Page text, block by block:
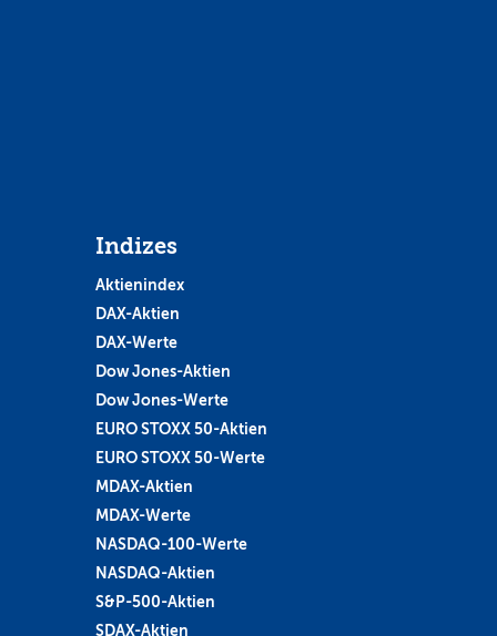
Indizes
Aktienindex
DAX-Aktien
DAX-Werte
Dow Jones-Aktien
Dow Jones-Werte
EURO STOXX 50-Aktien
EURO STOXX 50-Werte
MDAX-Aktien
MDAX-Werte
NASDAQ-100-Werte
NASDAQ-Aktien
S&P-500-Aktien
SDAX-Aktien